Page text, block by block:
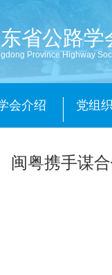
省公路学
Province Highway
会介绍 党组
闽粤携手谋